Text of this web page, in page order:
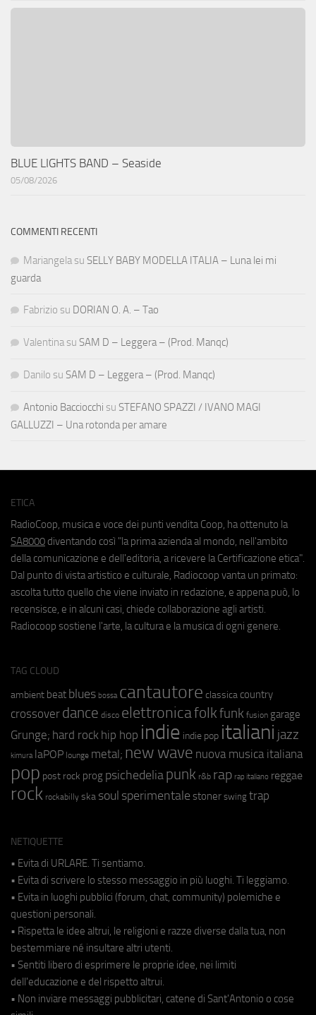
BLUE LIGHTS BAND – Seaside
05/08/2026
COMMENTI RECENTI
Mariangela su SELLY BABY MODELLA ITALIA – Luna lei mi
guarda
Fabrizio su DORIAN O. A. – Tao
Valentina su SAM D – Leggera – (Prod. Manqc)
Danilo su SAM D – Leggera – (Prod. Manqc)
Antonio Bacciocchi su STEFANO SPAZZI / IVANO MAGI
GALLUZZI – Una rotonda per amare
ETICA
RadioCoop, musica e voce dei punti vendita Coop, ha ottenuto la
SA8000 diventando così "la prima azienda al mondo, nell'ambito
della comunicazione e dell'editoria, a ricevere la Certificazione etica".
Dal punto di vista artistico e culturale, Radiocoop vanta un primato:
ascolta tutto quello che viene inviato in redazione, e appena può, lo
recensisce, e in alcuni casi, chiede collaborazione agli artisti.
Radiocoop sostiene l'arte, la cultura e la musica di ogni genere.
TAG CLOUD
ambient beat blues bossa cantautore classica country
crossover dance disco elettronicafolkfunk fusion garage
Grunge; hard rock hip hop indie indie pop italiani jazz
kimura laPOP lounge metal; new wave nuova musica italiana
pop post rock prog psichedeliapunk r&b rap rap italiano reggae
rock rockabilly ska soul sperimentale stoner swing trap
NETIQUETTE
• Evita di URLARE. Ti sentiamo.
• Evita di scrivere lo stesso messaggio in più luoghi. Ti leggiamo.
• Evita in luoghi pubblici (forum, chat, community) polemiche e
questioni personali.
• Rispetta le idee altrui, le religioni e razze diverse dalla tua, non
bestemmiare né insultare altri utenti.
• Sentiti libero di esprimere le proprie idee, nei limiti
dell'educazione e del rispetto altrui.
• Non inviare messaggi pubblicitari, catene di Sant'Antonio o cose